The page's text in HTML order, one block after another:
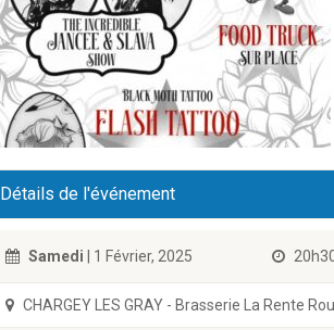
Détails de l'événement
Samedi | 1 Février, 2025
CHARGEY LES GRAY - Brasserie La Rente